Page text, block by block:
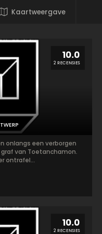
Kaartweergave
10.0
2 RECENSIES
onlangs een verborgen
van Toetanchamon.
ontrafel...
10.0
2 RECENSIES